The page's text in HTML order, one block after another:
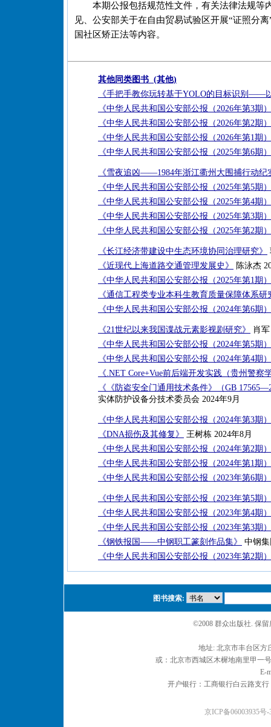
本期公报包括规范性文件，有关法律法规等
见、公安部关于在自由贸易试验区开展“证照分
国社区矫正法等内容。
其他同类图书 (其他)
《手把手教你玩转基于YOLO的目标识别——
《中华人民共和国公安部公报（2026年第3期
《中华人民共和国公安部公报（2026年第2期
《中华人民共和国公安部公报（2026年第1期
《中华人民共和国公安部公报（2025年第6期
《雪夜追凶——1984年浙江衢州大围捕行动纪
《中华人民共和国公安部公报（2025年第5期
《中华人民共和国公安部公报（2025年第4期
《中华人民共和国公安部公报（2025年第3期
《中华人民共和国公安部公报（2025年第2期
《长江经济带建设中生态环境协同治理研究》
《近现代上海道路交通管理发展史》
陈泳杰
《中华人民共和国公安部公报（2025年第1期
《通信工程类专业本科生教育质量保障体系
《中华人民共和国公安部公报（2024年第6期
《21世纪以来我国谍战元素影视剧研究》
肖
《中华人民共和国公安部公报（2024年第5期
《中华人民共和国公安部公报（2024年第4期
《.NET Core+Vue前后端开发实践（贵州警
《《防盗安全门通用技术条件》（GB
实体防护设备分技术委员会 2024年9月
《中华人民共和国公安部公报（2024年第3期
《DNA损伤及其修复》
王树栋 2024年8月
《中华人民共和国公安部公报（2024年第2期
《中华人民共和国公安部公报（2024年第1期
《中华人民共和国公安部公报（2023年第6期
《中华人民共和国公安部公报（2023年第5期
《中华人民共和国公安部公报（2023年第4期
《中华人民共和国公安部公报（2023年第3期
《钢铁报国——中钢职工篆刻作品集》
中钢
《中华人民共和国公安部公报（2023年第2期
图书搜索:
©2008 群众出版社. 保
地址: 北京市丰台区
或：北京市西城区木樨地南里甲一
E-
开户银行：工商银行白云路支
京ICP备06003935号-